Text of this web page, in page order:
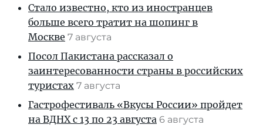
Стало известно, кто из иностранцев
больше всего тратит на шопинг в
Москве 7 августа
Посол Пакистана рассказал о
заинтересованности страны в российских
туристах 7 августа
Гастрофестиваль «Вкусы России» пройдет
на ВДНХ с 13 по 23 августа 6 августа